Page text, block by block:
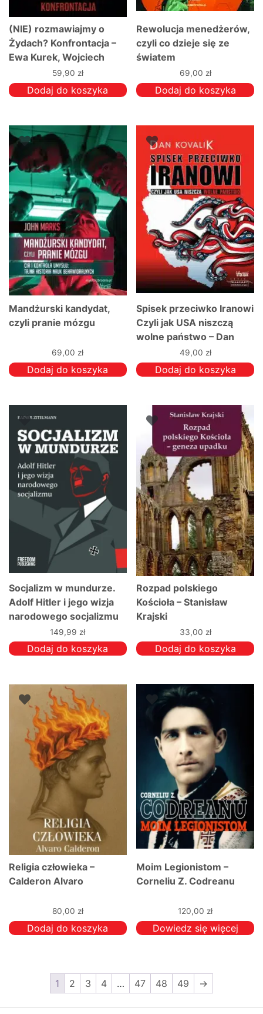
(NIE) rozmawiajmy o
Żydach? Konfrontacja –
Ewa Kurek, Wojciech
59,90 zł
Dodaj do koszyka
Rewolucja menedżerów,
czyli co dzieje się ze
światem
69,00 zł
Dodaj do koszyka
Mandżurski kandydat,
czyli pranie mózgu
69,00 zł
Dodaj do koszyka
Spisek przeciwko Iranowi
Czyli jak USA niszczą
wolne państwo – Dan
49,00 zł
Dodaj do koszyka
Socjalizm w mundurze.
Adolf Hitler i jego wizja
narodowego socjalizmu
149,99 zł
Dodaj do koszyka
Rozpad polskiego
Kościoła – Stanisław
Krajski
33,00 zł
Dodaj do koszyka
Religia człowieka –
Calderon Alvaro
80,00 zł
Dodaj do koszyka
Moim Legionistom –
Corneliu Z. Codreanu
120,00 zł
Dowiedz się więcej
1 2 3 4 … 47 48 49 →